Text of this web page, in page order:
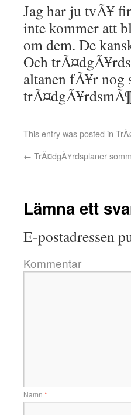
Jag har ju tvÃ¥
inte kommer att
om dem. De
Och
altanen fÃ¥r
This entry was posted in
← TrÃ¤dgÃ¥rdsplaner
Lämna ett
E-postadressen
Kommentar
Namn *